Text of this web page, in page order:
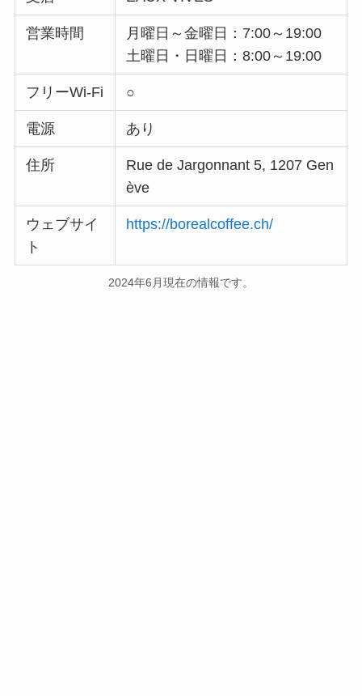
営業時間
月曜日～金曜日：7:00～19:00
土曜日・日曜日：8:00～19:00
フリーWi-Fi ○
電源 あり
住所
Rue de Jargonnant 5, 1207 Gen
ève
ウェブサイ
ト
https://borealcoffee.ch/
2024年6月現在の情報です。